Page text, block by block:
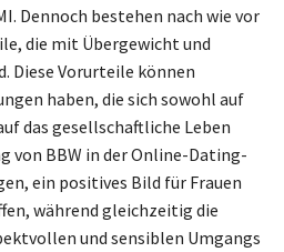
Dennoch bestehen nach wie vor
die mit Übergewicht und
Diese Vorurteile können
haben, die sich sowohl auf
das gesellschaftliche Leben
von BBW in der Online-Dating-
ein positives Bild für Frauen
während gleichzeitig die
und sensiblen Umgangs